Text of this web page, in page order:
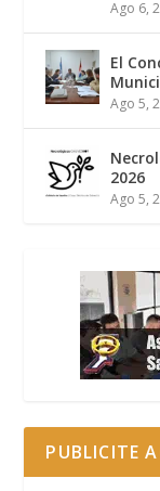
Ago 6,
El
Ago 5,
2026
Ago 5,
PUBLICITE